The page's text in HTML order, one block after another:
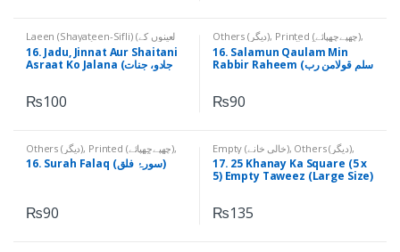
Laeen (Shayateen-Sifli) (لعینوں کے
نام) , , Printed
(چھپےچھپائے)
16. Jadu, Jinnat Aur Shaitani
Asraat Ko Jalana (جادو، جنات
₨100
Others (دیگر), Printed (چھپےچھپائے),
Qurani Aayaat (قرآنی آیات)
16. Salamun Qaulam Min
Rabbir Raheem (سلم قولامن رب
₨90
Others (دیگر), Printed (چھپےچھپائے),
Qurani Suratain (قرآنی سورتیں)16. Surah Falaq (سورۂ فلق)
₨90
Empty (خالی خانے), Others (دیگر),
Printed (چھپےچھپائے)
17. 25 Khanay Ka Square (5 x
5) Empty Taweez (Large Size)
₨135